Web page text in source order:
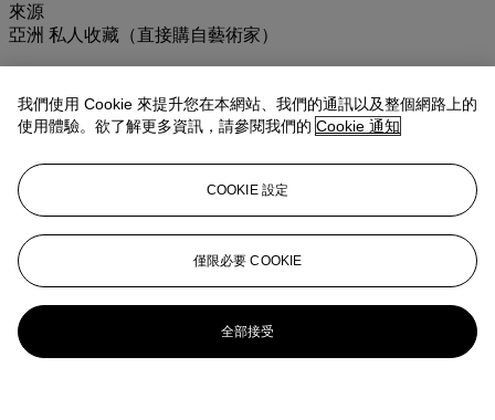
來源
亞洲 私人收藏（直接購自藝術家）
業務規定
更多來自二十世紀藝術日間拍賣
查看全部
查看全部
我們使用 Cookie 來提升您在本網站、我們的通訊以及整個網路上的
使用體驗。欲了解更多資訊，請參閱我們的 Cookie 通知
COOKIE 設定
僅限必要 COOKIE
全部接受